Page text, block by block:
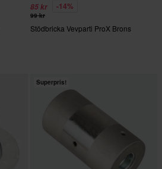
85 kr -14%
99 kr
Stödbricka Vevparti ProX Brons
Superpris!